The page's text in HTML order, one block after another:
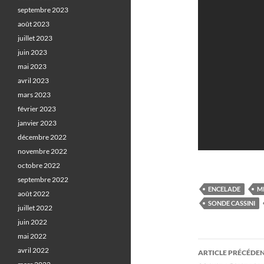
ENCELADE
SONDE CASSINI
ARTICLE
septembre 2023
août 2023
juillet 2023
juin 2023
mai 2023
avril 2023
mars 2023
février 2023
janvier 2023
décembre 2022
novembre 2022
octobre 2022
septembre 2022
août 2022
juillet 2022
juin 2022
mai 2022
avril 2022